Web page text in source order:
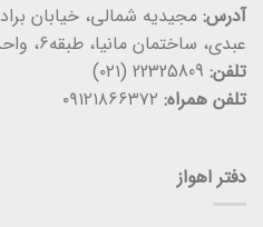
آدرس: مجیدیه شمالی، خیابان
عبدی، ساختمان مانیا، طبقه6، واحد6
تلفن:
تلفن همراه:
دفتر اهواز